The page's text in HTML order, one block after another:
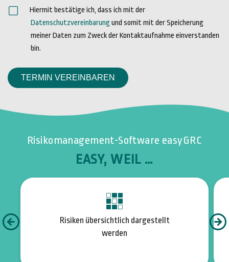
Hiermit bestätige ich, dass ich mit der
Datenschutzvereinbarungund somit mit der Speicherung
meiner Daten zum Zweck der Kontaktaufnahme einverstanden
bin.
TERMIN VEREINBAREN
Risikomanagement-Software easyGRC
EASY, WEIL …
Risiken übersichtlich dargestellt
werden